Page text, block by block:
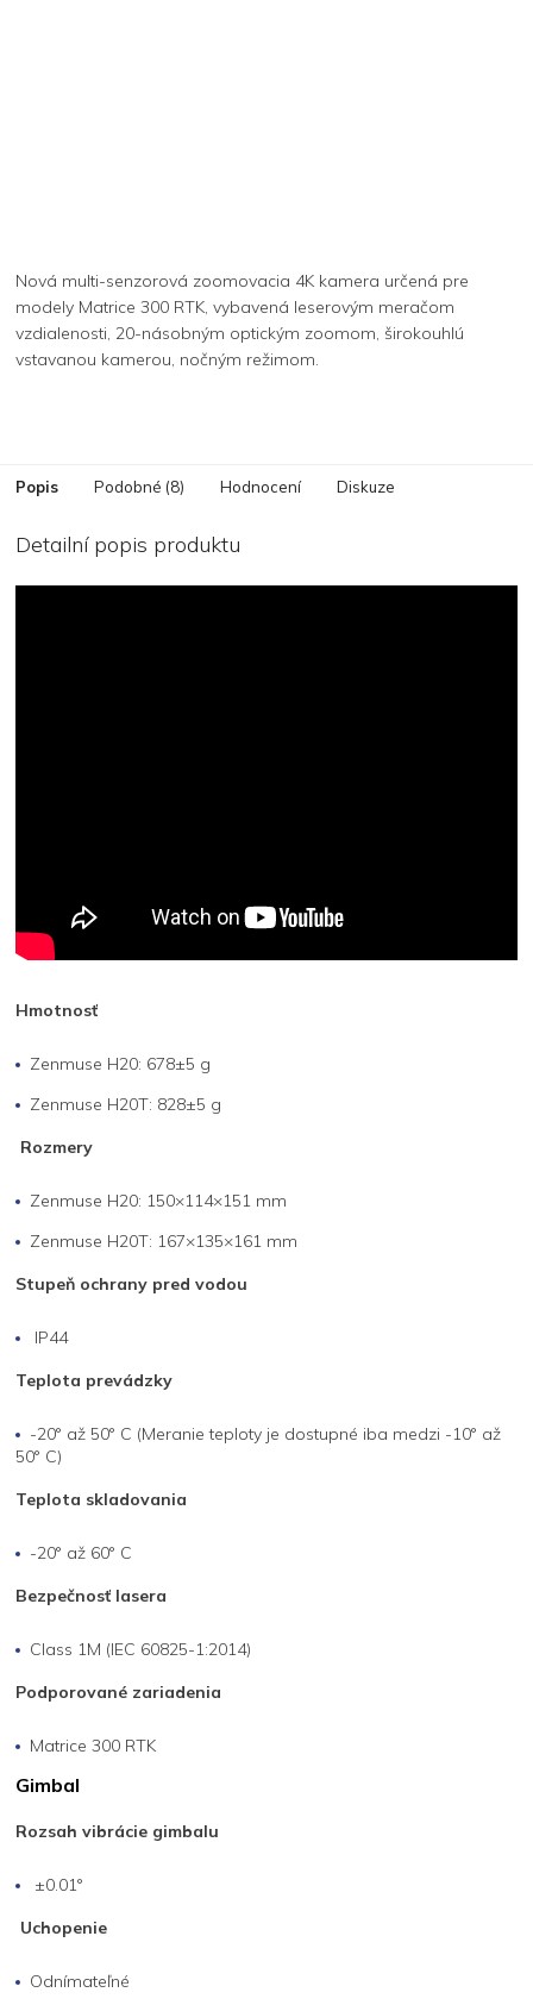
Nová multi-senzorová zoomovacia 4K kamera určená pre
modely Matrice 300 RTK, vybavená leserovým meračom
vzdialenosti, 20-násobným optickým zoomom, širokouhlú
vstavanou kamerou, nočným režimom.
Popis Podobné (8) Hodnocení Diskuze
Detailní popis produktu
Hmotnosť
Zenmuse H20: 678±5 g
Zenmuse H20T: 828±5 g
Rozmery
Zenmuse H20: 150×114×151 mm
Zenmuse H20T: 167×135×161 mm
Stupeň ochrany pred vodou
IP44
Teplota prevádzky
-20° až 50° C (Meranie teploty je dostupné iba medzi -10° až
50° C)
Teplota skladovania
-20° až 60° C
Bezpečnosť lasera
Class 1M (IEC 60825-1:2014)
Podporované zariadenia
Matrice 300 RTK
Gimbal
Rozsah vibrácie gimbalu
±0.01°
Uchopenie
Odnímateľné